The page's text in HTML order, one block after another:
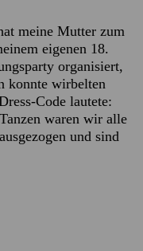
meine Mutter zum
eigenen 18.
organisiert,
konnte wirbelten
Code lautete:
waren wir alle
und sind